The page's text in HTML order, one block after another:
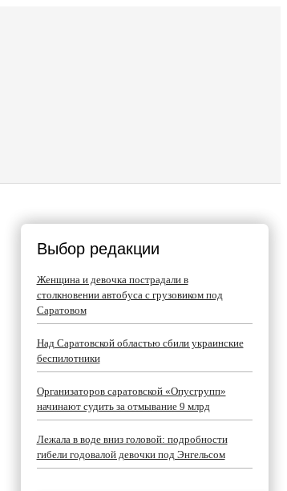
Выбор редакции
Женщина и девочка пострадали в
столкновении автобуса с грузовиком под
Саратовом
Над Саратовской областью сбили украинские
беспилотники
Организаторов саратовской «Опусгрупп»
начинают судить за отмывание 9 млрд
Лежала в воде вниз головой: подробности
гибели годовалой девочки под Энгельсом